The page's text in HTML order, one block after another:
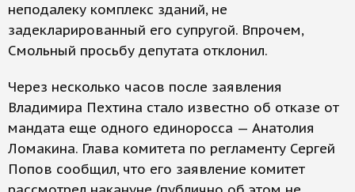
неподалеку комплекс зданий, не
задекларированный его супругой. Впрочем,
Смольный просьбу депутата отклонил.
Через несколько часов после заявления
Владимира Пехтина стало известно об отказе от
мандата еще одного единоросса — Анатолия
Ломакина. Глава комитета по регламенту Сергей
Попов сообщил, что его заявление комитет